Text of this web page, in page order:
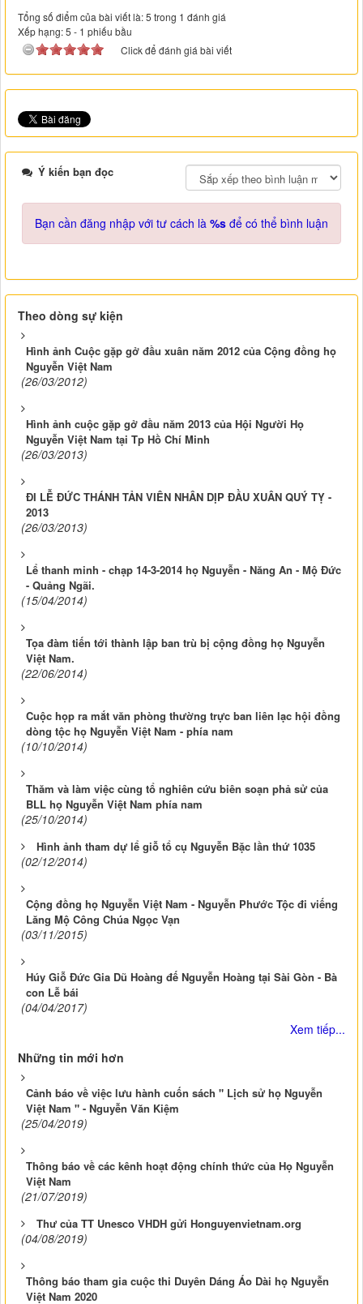
Tổng số điểm của bài viết là: 5 trong 1 đánh giá
Xếp hạng:5 - 1 phiếu bầu
Click để đánh giá bài viết
Ý kiến bạn đọc
Bạn cần đăng nhập với tư cách là %s để có thể bình luận
Theo dòng sự kiện
Hình ảnh Cuộc gặp gở đầu xuân năm 2012 của Cộng đồng họ
Nguyễn Việt Nam
(26/03/2012)
Hình ảnh cuộc gặp gở đầu năm 2013 của Hội Người Họ
Nguyễn Việt Nam tại Tp Hồ Chí Minh
(26/03/2013)
ĐI LỄ ĐỨC THÁNH TẢN VIÊN NHÂN DỊP ĐẦU XUÂN QUÝ TỴ -
2013
(26/03/2013)
Lể thanh minh - chạp 14-3-2014 họ Nguyễn - Năng An - Mộ Đức
- Quảng Ngãi.
(15/04/2014)
Tọa đàm tiến tới thành lập ban trù bị cộng đồng họ Nguyễn
Việt Nam.
(22/06/2014)
Cuộc họp ra mắt văn phòng thường trực ban liên lạc hội đồng
dòng tộc họ Nguyễn Việt Nam - phía nam
(10/10/2014)
Thăm và làm việc cùng tổ nghiên cứu biên soạn phả sử của
BLL họ Nguyễn Việt Nam phía nam
(25/10/2014)
Hình ảnh tham dự lể giỗ tổ cụ Nguyễn Bặc lần thứ 1035
(02/12/2014)
Cộng đồng họ Nguyễn Việt Nam - Nguyễn Phước Tộc đi viếng
Lăng Mộ Công Chúa Ngọc Vạn
(03/11/2015)
Húy Giỗ Đức Gia Dũ Hoàng đế Nguyễn Hoàng tại Sài Gòn - Bà
con Lễ bái
(04/04/2017)
Xem tiếp...
Những tin mới hơn
Cảnh báo về việc lưu hành cuốn sách " Lịch sử họ Nguyễn
Việt Nam " - Nguyễn Văn Kiệm
(25/04/2019)
Thông báo về các kênh hoạt động chính thức của Họ Nguyễn
Việt Nam
(21/07/2019)
Thư của TT Unesco VHDH gửi Honguyenvietnam.org
(04/08/2019)
Thông báo tham gia cuộc thi Duyên Dáng Áo Dài họ Nguyễn
Việt Nam 2020